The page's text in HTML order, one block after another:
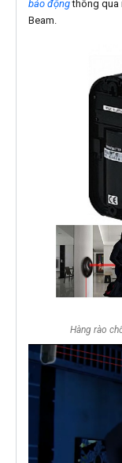
báo độngthông qua
Beam.
Hàng rào